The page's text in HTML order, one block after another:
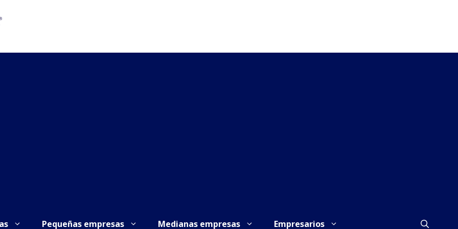
Pequeñas empresas Medianas empresas Empresarios